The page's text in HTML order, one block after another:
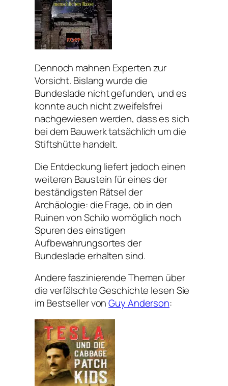
Dennoch mahnen Experten zur
Vorsicht. Bislang wurde die
Bundeslade nicht gefunden, und es
konnte auch nicht zweifelsfrei
nachgewiesen werden, dass es sich
bei dem Bauwerk tatsächlich um die
Stiftshütte handelt.
Die Entdeckung liefert jedoch einen
weiteren Baustein für eines der
beständigsten Rätsel der
Archäologie: die Frage, ob in den
Ruinen von Schilo womöglich noch
Spuren des einstigen
Aufbewahrungsortes der
Bundeslade erhalten sind.
Andere faszinierende Themen über
die verfälschte Geschichte lesen Sie
im Bestseller vonGuy Anderson: